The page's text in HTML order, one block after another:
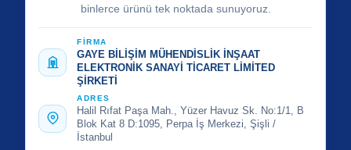
binlerce ürünü tek noktada sunuyoruz.
FİRMA
GAYE BİLİŞİM MÜHENDİSLİK İNŞAAT
ELEKTRONİK SANAYİ TİCARET LİMİTED
ŞİRKETİ
ADRES
Halil Rıfat Paşa Mah., Yüzer Havuz Sk. No:1/1, B
Blok Kat 8 D:1095, Perpa İş Merkezi, Şişli /
İstanbul